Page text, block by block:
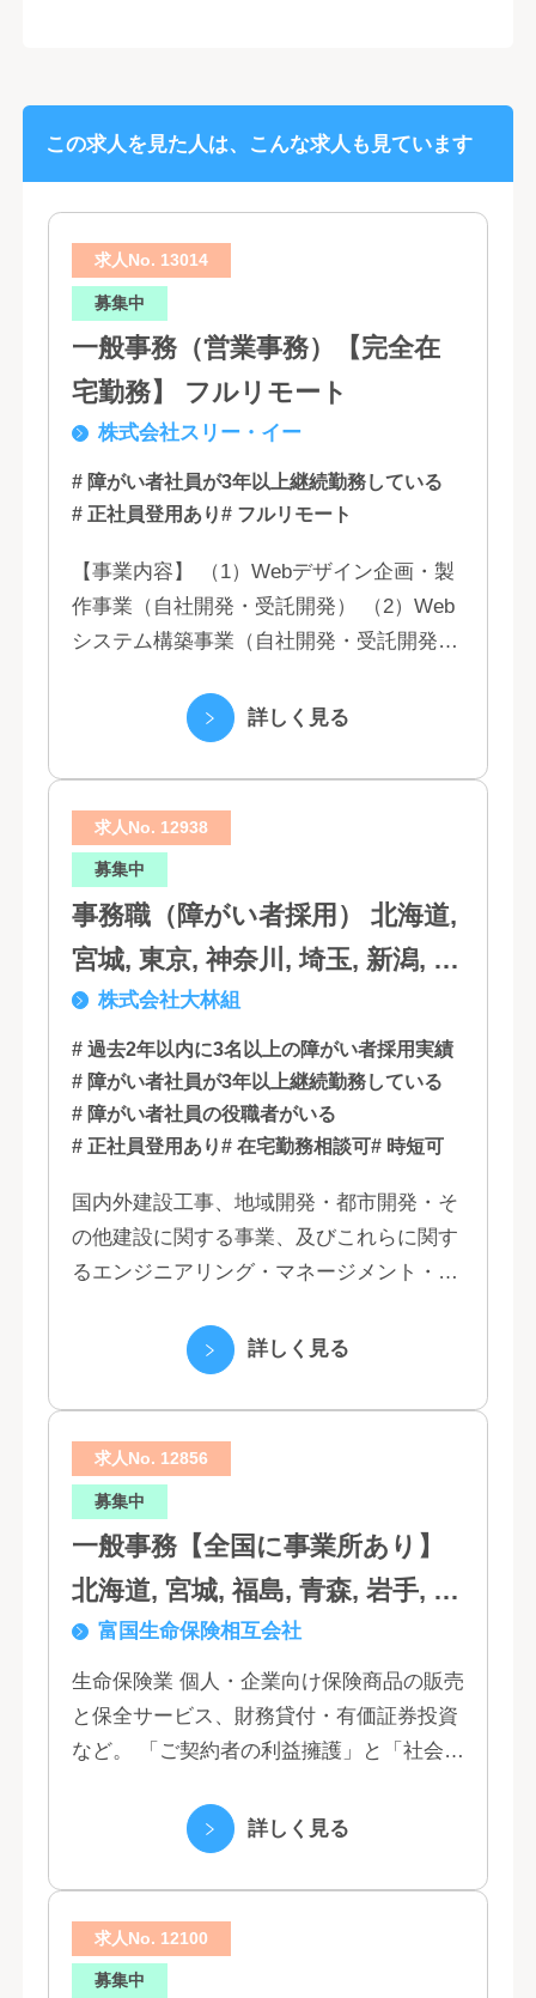
この求人を見た人は、こんな求人も見ています
求人No. 13014
募集中
一般事務（営業事務）【完全在
宅勤務】 フルリモート
株式会社スリー・イー
# 障がい者社員が3年以上継続勤務している
# 正社員登用あり# フルリモート
【事業内容】 （1）Webデザイン企画・製
作事業（自社開発・受託開発） （2）Web
システム構築事業（自社開発・受託開発）
（5）営業代行業務 （6...詳しく見る
求人No. 12938
募集中
事務職（障がい者採用） 北海道,
宮城, 東京, 神奈川, 埼玉, 新潟, 愛
知, 大阪, 京都, 兵庫, 広島, 香川,
福岡
株式会社大林組
# 過去2年以内に3名以上の障がい者採用実績
# 障がい者社員が3年以上継続勤務している
# 障がい者社員の役職者がいる
# 正社員登用あり# 在宅勤務相談可# 時短可
国内外建設工事、地域開発・都市開発・そ
の他建設に関する事業、及びこれらに関す
るエンジニアリング・マネージメント・コ
詳しく見る
求人No. 12856
募集中
一般事務【全国に事業所あり】
北海道, 宮城, 福島, 青森, 岩手, 秋
田, 山形, 東京, 神奈川, 千葉, 埼
玉, 茨城, 栃木, 群馬, 新潟, 石川,
富山, 福井, 長野, 山梨, 愛知, 静
岡, 三重, 岐阜, 大阪, 京都, 兵庫,
滋賀, 奈良, 和歌山, 広島, 岡山, 山
口, 鳥取, 島根, 香川, 愛媛, 徳島,
高知, 福岡, 長崎, 熊本, 鹿児島, 大
分, 宮崎, 佐賀, 沖縄
富国生命保険相互会社
生命保険業 個人・企業向け保険商品の販売
と保全サービス、財務貸付・有価証券投資
など。 「ご契約者の利益擁護」と「社会へ
づく「お客さま基点」をスローガンに掲
詳しく見る
求人No. 12100
募集中